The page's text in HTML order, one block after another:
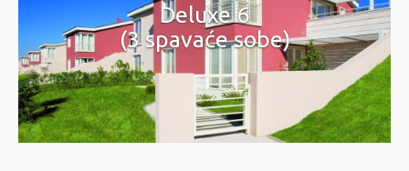
Deluxe 6
(3 spavaće sobe)